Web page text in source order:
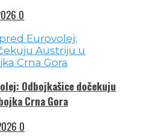
0
Odbojkašice dočekuju
Crna Gora
0